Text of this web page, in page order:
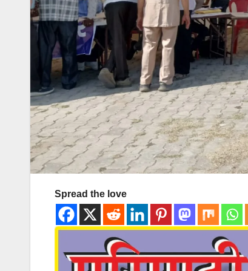
Spread the love